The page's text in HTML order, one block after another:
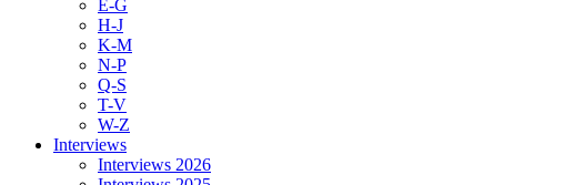
E-G
H-J
K-M
N-P
Q-S
T-V
W-Z
Interviews
Interviews 2026